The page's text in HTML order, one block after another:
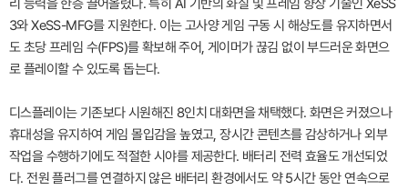
리 능력을 한층 끌어올렸다. 특히 AI 기반의 화질 및 프레임 향상 기술인 XeSS
3와 XeSS-MFG를 지원한다. 이는 고사양 게임 구동 시 해상도를 유지하면서
도 초당 프레임 수(FPS)를 확보해 주어, 게이머가 끊김 없이 부드러운 화면으
로 플레이할 수 있도록 돕는다.
디스플레이는 기존보다 시원해진 8인치 대화면을 채택했다. 화면은 커졌으나
휴대성을 유지하여 게임 몰입감을 높였고, 장시간 콘텐츠를 감상하거나 외부
작업을 수행하기에도 적절한 시야를 제공한다. 배터리 전력 효율도 개선되었
다. 전원 플러그를 연결하지 않은 배터리 환경에서도 약 5시간 동안 연속으로